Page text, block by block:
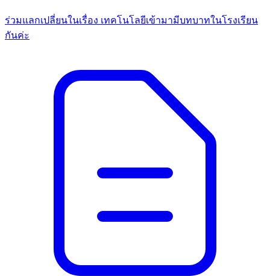
ร่วมแลกเปลี่ยนในเรื่อง เทคโนโลยีเข้ามามีบทบาทในโรงเรียน
กันค่ะ